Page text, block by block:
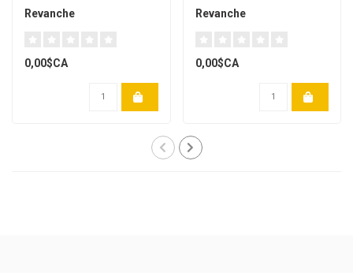
Revanche
0,00$CA
Revanche
0,00$CA